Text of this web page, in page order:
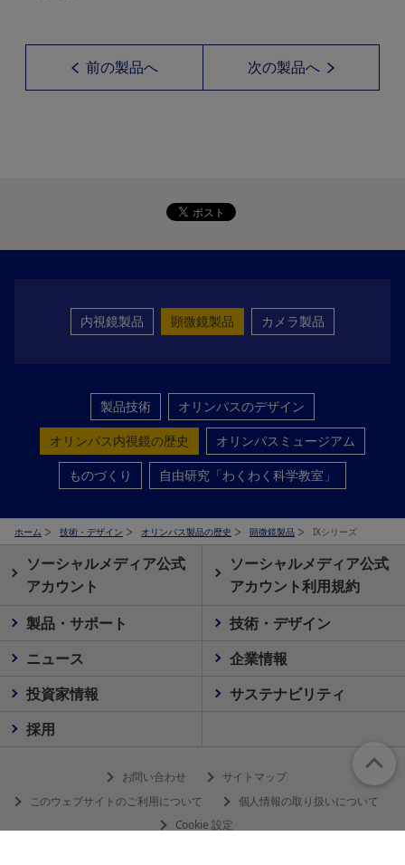
前の製品へ 次の製品へ
内視鏡製品 顕微鏡製品 カメラ製品
製品技術
オリンパスのデザイン
オリンパス内視鏡の歴史
オリンパスミュージアム
ものづくり
自由研究「わくわく科学教室」
ホーム 技術・デザイン オリンパス製品の歴史 顕微鏡製品 IXシリーズ
ソーシャルメディア公式
アカウント
ソーシャルメディア公式
アカウント利用規約
製品・サポート
技術・デザイン
ニュース
企業情報
投資家情報
サステナビリティ
採用
お問い合わせ
サイトマップ
このウェブサイトのご利用について
個人情報の取り扱いについて
Cookie 設定